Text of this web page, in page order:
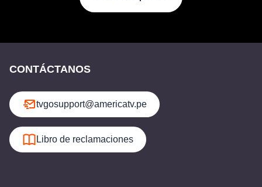
CONTÁCTANOS
tvgosupport@americatv.pe
Libro de reclamaciones